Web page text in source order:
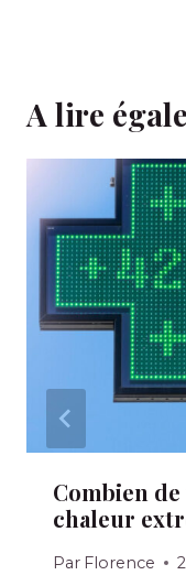
A lire
Combien
chaleur
Par Florence